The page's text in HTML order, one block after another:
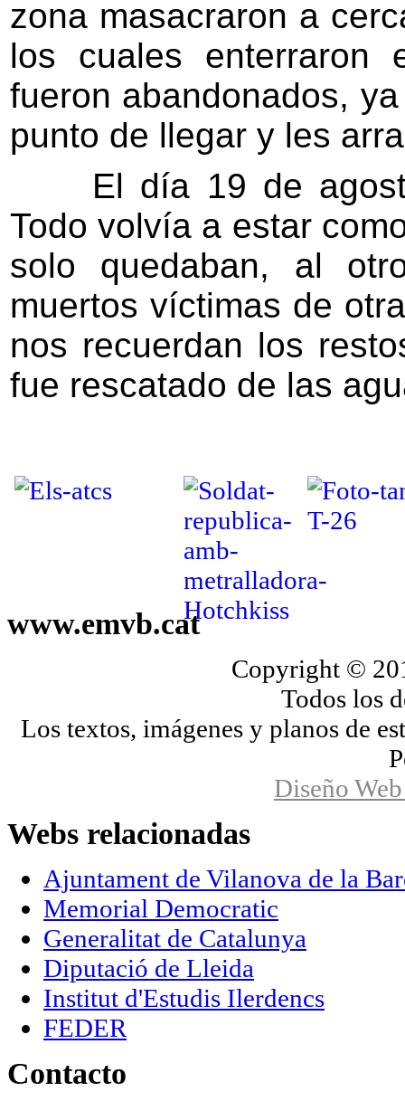
zona masacraron a
los cuales enterraron
fueron abandonados,
punto de llegar y les
El día 19 de agosto
Todo volvía a estar
solo quedaban, al
muertos víctimas de
nos recuerdan los
fue rescatado de las
www.emvb.cat
Copyright ©
Todos los
Los textos, imágenes y planos de
Diseño
Webs relacionadas
Ajuntament de Vilanova de la
Memorial Democratic
Generalitat de Catalunya
Diputació de Lleida
Institut d'Estudis Ilerdencs
FEDER
Contacto